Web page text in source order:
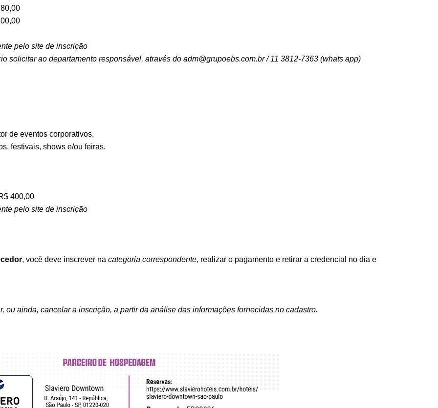
pelo site de inscrição
solicitar ao departamento responsável, através do adm@grupoebs.com.br / 11 3812-7363 (whats app)
de eventos corporativos,
festivais, shows e/ou feiras.
400,00
pelo site de inscrição
, você deve inscrever na categoria correspondente, realizar o pagamento e retirar a credencial no dia e
ou ainda, cancelar a inscrição, a partir da análise das informações fornecidas no cadastro.